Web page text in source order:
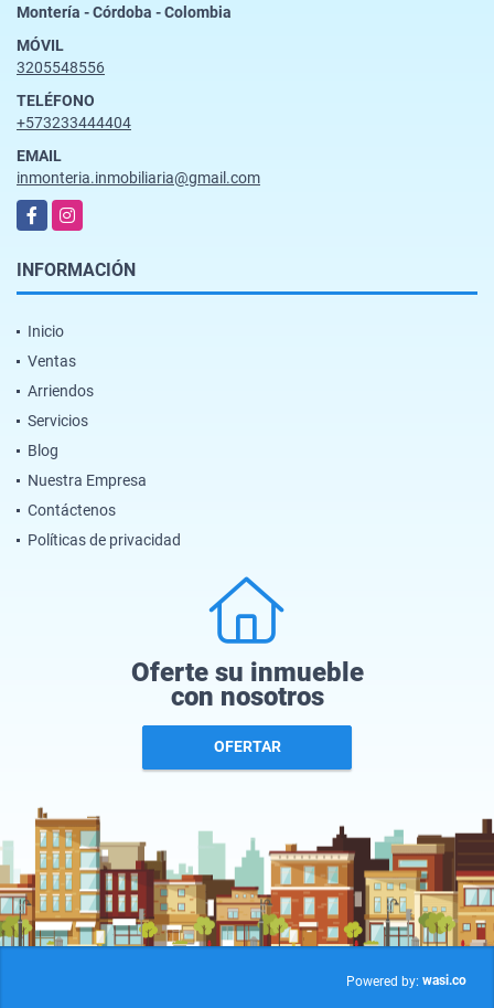
Montería - Córdoba - Colombia
MÓVIL
3205548556
TELÉFONO
+573233444404
EMAIL
inmonteria.inmobiliaria@gmail.com
FacebookInstagram
INFORMACIÓN
Inicio
Ventas
Arriendos
Servicios
Blog
Nuestra Empresa
Contáctenos
Políticas de privacidad
Oferte su inmueble
con nosotros
OFERTAR
Powered by: wasi.co